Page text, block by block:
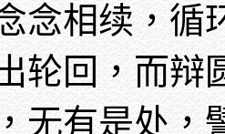
念相续，循
轮回，而辩
无有是处，